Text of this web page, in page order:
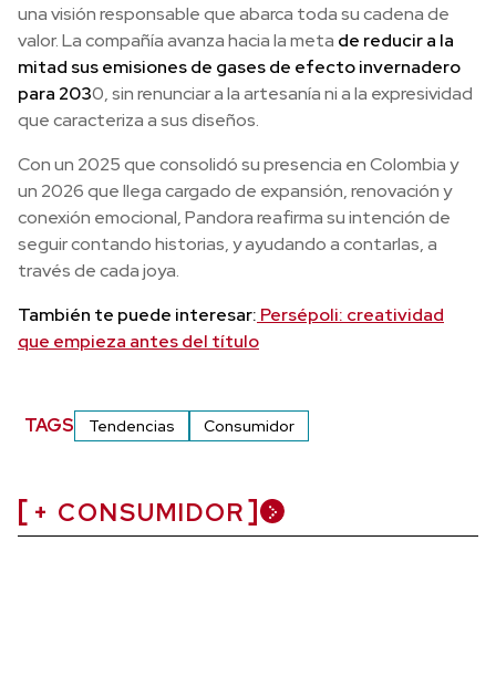
una visión responsable que abarca toda su cadena de
valor. La compañía avanza hacia la meta de reducir a la
mitad sus emisiones de gases de efecto invernadero
para 2030, sin renunciar a la artesanía ni a la expresividad
que caracteriza a sus diseños.
Con un 2025 que consolidó su presencia en Colombia y
un 2026 que llega cargado de expansión, renovación y
conexión emocional, Pandora reafirma su intención de
seguir contando historias, y ayudando a contarlas, a
través de cada joya.
También te puede interesar: Persépoli: creatividad
que empieza antes del título
TAGS Tendencias Consumidor
+ CONSUMIDOR